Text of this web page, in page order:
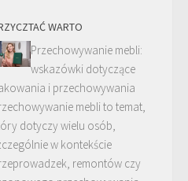
WARTO
Przechowywanie mebli:
wskazówki dotyczące
i przechowywania
mebli to temat,
dotyczy wielu osób,
w kontekście
remontów czy